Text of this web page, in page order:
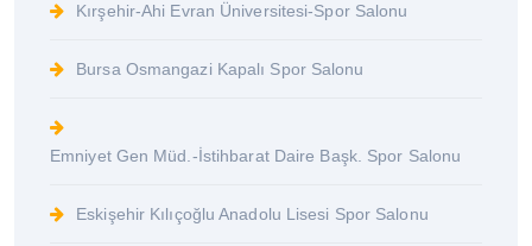
Kırşehir-Ahi Evran Üniversitesi-Spor Salonu
Bursa Osmangazi Kapalı Spor Salonu
Emniyet Gen Müd.-İstihbarat Daire Başk. Spor Salonu
Eskişehir Kılıçoğlu Anadolu Lisesi Spor Salonu